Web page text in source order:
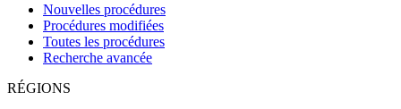
Nouvelles procédures
Procédures modifiées
Toutes les procédures
Recherche avancée
RÉGIONS